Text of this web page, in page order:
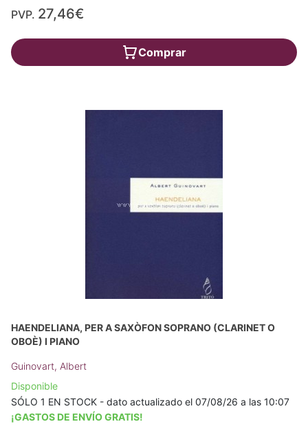
PVP. 27,46€
Comprar
HAENDELIANA, PER A SAXÒFON SOPRANO (CLARINET O
OBOÈ) I PIANO
Guinovart, Albert
Disponible
SÓLO 1 EN STOCK - dato actualizado el 07/08/26 a las 10:07
¡GASTOS DE ENVÍO GRATIS!